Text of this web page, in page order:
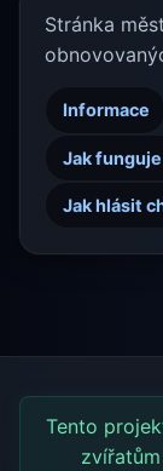
Stránka
Informace
Jak
Jak hlásit
Tento